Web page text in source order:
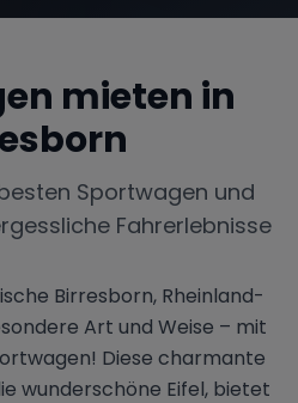
mieten in
Sportwagen und
Fahrerlebnisse
Birresborn, Rheinland-
Art und Weise – mit
Diese charmante
wunderschöne Eifel, bietet